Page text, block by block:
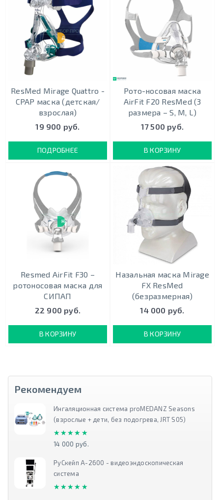
ДЕТСКАЯ
ResMed Mirage Quattro -
CPAP маска (детская/
взрослая)
19 900 руб.
ПОДРОБНЕЕ
Рото-носовая маска
AirFit F20 ResMed (3
размера – S, М, L)
17 500 руб.
В КОРЗИНУ
НОВИНКА
Resmed AirFit F30 –
ротоносовая маска для
СИПАП
22 900 руб.
В КОРЗИНУ
Назальная маска Mirage
FX ResMed
(безразмерная)
14 000 руб.
В КОРЗИНУ
Рекомендуем
Ингаляционная система proMEDANZ Seasons
(взрослые + дети, без подогрева, JRT S05)
★★★★★
★★★★★
14 000 руб.
РуСкейп А-2600 - видеоэндоскопическая
система
★★★★★
★★★★★